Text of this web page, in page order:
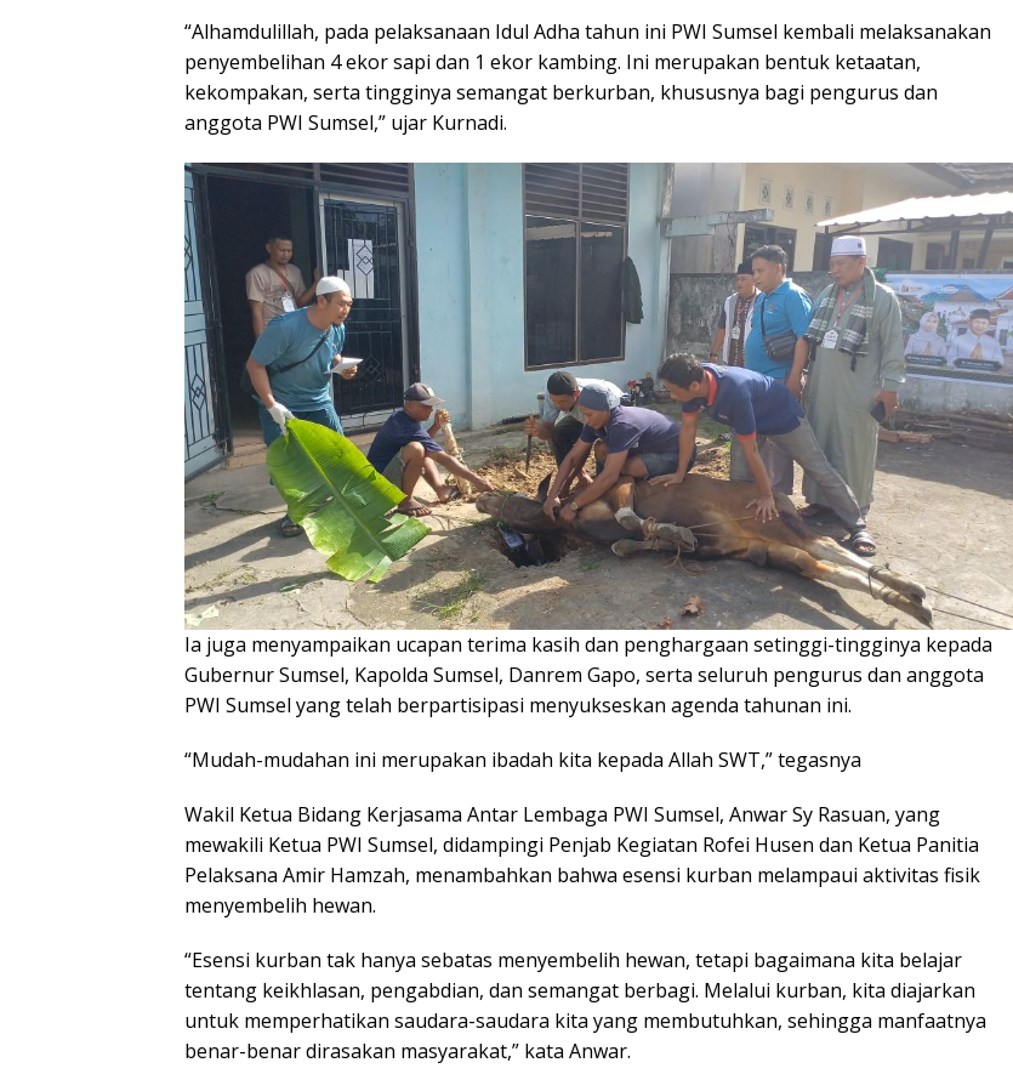
“Alhamdulillah, pada pelaksanaan Idul Adha tahun ini PWI Sumsel kembali melaksanakan
penyembelihan 4 ekor sapi dan 1 ekor kambing. Ini merupakan bentuk ketaatan,
kekompakan, serta tingginya semangat berkurban, khususnya bagi pengurus dan
anggota PWI Sumsel,” ujar Kurnadi.
Ia juga menyampaikan ucapan terima kasih dan penghargaan setinggi-tingginya kepada
Gubernur Sumsel, Kapolda Sumsel, Danrem Gapo, serta seluruh pengurus dan anggota
PWI Sumsel yang telah berpartisipasi menyukseskan agenda tahunan ini.
“Mudah-mudahan ini merupakan ibadah kita kepada Allah SWT,” tegasnya
Wakil Ketua Bidang Kerjasama Antar Lembaga PWI Sumsel, Anwar Sy Rasuan, yang
mewakili Ketua PWI Sumsel, didampingi Penjab Kegiatan Rofei Husen dan Ketua Panitia
Pelaksana Amir Hamzah, menambahkan bahwa esensi kurban melampaui aktivitas fisik
menyembelih hewan.
“Esensi kurban tak hanya sebatas menyembelih hewan, tetapi bagaimana kita belajar
tentang keikhlasan, pengabdian, dan semangat berbagi. Melalui kurban, kita diajarkan
untuk memperhatikan saudara-saudara kita yang membutuhkan, sehingga manfaatnya
benar-benar dirasakan masyarakat,” kata Anwar.